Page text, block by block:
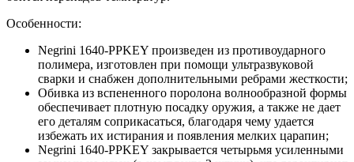
Особенности:
Negrini 1640-PPKEY произведен из противоударного
полимера, изготовлен при помощи ультразвуковой
сварки и снабжен дополнительными ребрами жесткости;
Обивка из вспененного поролона волнообразной формы
обеспечивает плотную посадку оружия, а также не дает
его деталям соприкасаться, благодаря чему удается
избежать их истирания и появления мелких царапин;
Negrini 1640-PPKEY закрывается четырьмя усиленными